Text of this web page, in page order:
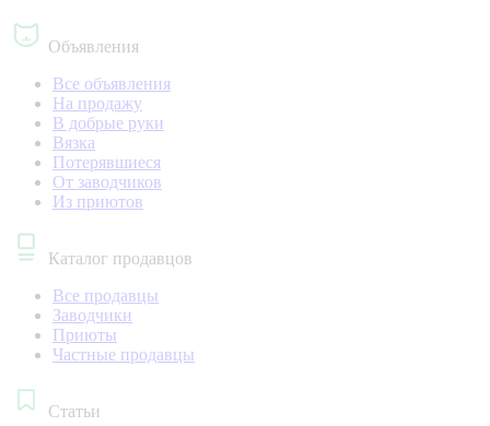
Объявления
Все объявления
На продажу
В добрые руки
Вязка
Потерявшиеся
От заводчиков
Из приютов
Каталог продавцов
Все продавцы
Заводчики
Приюты
Частные продавцы
Статьи